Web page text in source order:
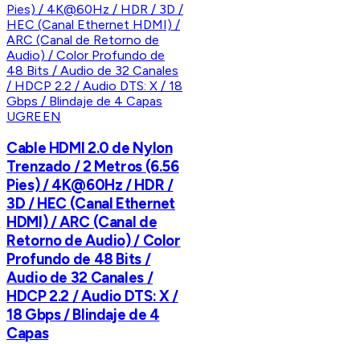
UGREEN
Cable HDMI 2.0 de Nylon
Trenzado / 2 Metros (6.56
Pies) / 4K@60Hz / HDR /
3D / HEC (Canal Ethernet
HDMI) / ARC (Canal de
Retorno de Audio) / Color
Profundo de 48 Bits /
Audio de 32 Canales /
HDCP 2.2 / Audio DTS: X /
18 Gbps / Blindaje de 4
Capas